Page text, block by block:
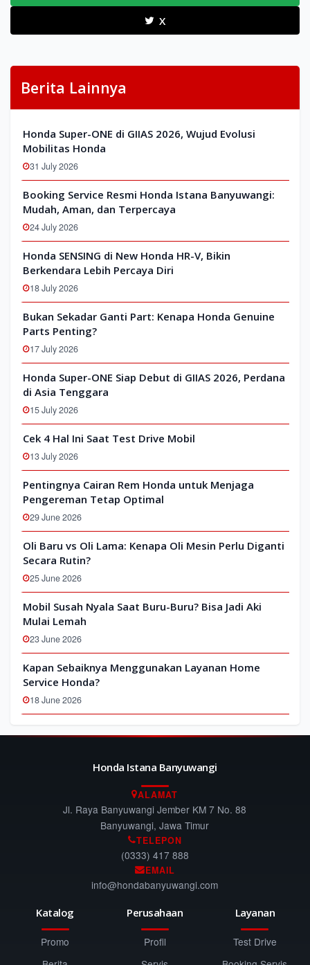
X
Berita Lainnya
Honda Super-ONE di GIIAS 2026, Wujud Evolusi
Mobilitas Honda
31 July 2026
Booking Service Resmi Honda Istana Banyuwangi:
Mudah, Aman, dan Terpercaya
24 July 2026
Honda SENSING di New Honda HR-V, Bikin
Berkendara Lebih Percaya Diri
18 July 2026
Bukan Sekadar Ganti Part: Kenapa Honda Genuine
Parts Penting?
17 July 2026
Honda Super-ONE Siap Debut di GIIAS 2026, Perdana
di Asia Tenggara
15 July 2026
Cek 4 Hal Ini Saat Test Drive Mobil
13 July 2026
Pentingnya Cairan Rem Honda untuk Menjaga
Pengereman Tetap Optimal
29 June 2026
Oli Baru vs Oli Lama: Kenapa Oli Mesin Perlu Diganti
Secara Rutin?
25 June 2026
Mobil Susah Nyala Saat Buru-Buru? Bisa Jadi Aki
Mulai Lemah
23 June 2026
Kapan Sebaiknya Menggunakan Layanan Home
Service Honda?
18 June 2026
Honda Istana Banyuwangi
ALAMAT
Jl. Raya Banyuwangi Jember KM 7 No. 88
Banyuwangi, Jawa Timur
TELEPON
(0333) 417 888
EMAIL
info@hondabanyuwangi.com
Katalog
Promo
Perusahaan
Profil
Layanan
Test Drive